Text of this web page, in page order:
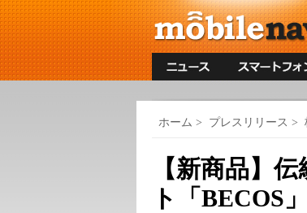
ホーム > プレスリリース >
【新商品】
ト「BECOS